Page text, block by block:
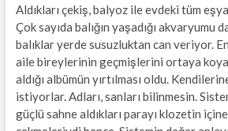
Aldıkları çekiş, balyoz ile evdeki tüm
Çok sayıda balığın yaşadığı akvaryumu
balıklar yerde susuzluktan can veriyor.
aile bireylerinin geçmişlerini ortaya
aldığı albümün yırtılması oldu.
istiyorlar. Adları, sanları bilinmesin.
güçlü sahne aldıkları parayı klozetin